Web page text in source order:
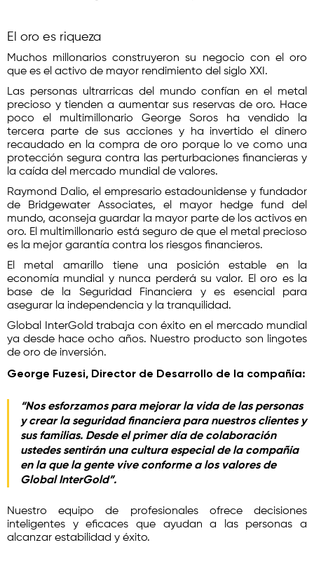
El oro es riqueza
Muchos millonarios construyeron su negocio con el oro
que es el activo de mayor rendimiento del siglo XXI.
Las personas ultrarricas del mundo confían en el metal
precioso y tienden a aumentar sus reservas de oro. Hace
poco el multimillonario George Soros ha vendido la
tercera parte de sus acciones y ha invertido el dinero
recaudado en la compra de oro porque lo ve como una
protección segura contra las perturbaciones financieras y
la caída del mercado mundial de valores.
Raymond Dalio, el empresario estadounidense y fundador
de Bridgewater Associates, el mayor hedge fund del
mundo, aconseja guardar la mayor parte de los activos en
oro. El multimillonario está seguro de que el metal precioso
es la mejor garantía contra los riesgos financieros.
El metal amarillo tiene una posición estable en la
economía mundial y nunca perderá su valor. El oro es la
base de la Seguridad Financiera y es esencial para
asegurar la independencia y la tranquilidad.
Global InterGold trabaja con éxito en el mercado mundial
ya desde hace ocho años. Nuestro producto son lingotes
de oro de inversión.
George Fuzesi, Director de Desarrollo de la compañía:
“Nos esforzamos para mejorar la vida de las personas
y crear la seguridad financiera para nuestros clientes y
sus familias. Desde el primer día de colaboración
ustedes sentirán una cultura especial de la compañía
en la que la gente vive conforme a los valores de
Global InterGold”.
Nuestro equipo de profesionales ofrece decisiones
inteligentes y eficaces que ayudan a las personas a
alcanzar estabilidad y éxito.